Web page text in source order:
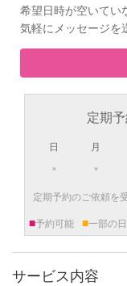
希望日時が空いてい
気軽にメッセージを
定期
日
×
月
×
定期予約のご依頼を
■予約可能 ■一部の
サービス内容